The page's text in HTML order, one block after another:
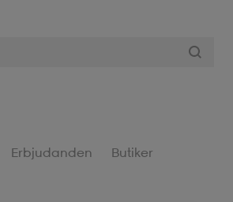
Erbjudanden Butiker